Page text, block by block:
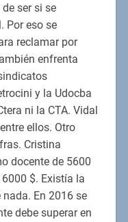
ser si se
Por eso se
reclamar por
enfrenta
y la Udocba
ni la CTA. Vidal
ellos. Otro
Cristina
docente de 5600
$. Existía la
En 2016 se
debe superar en